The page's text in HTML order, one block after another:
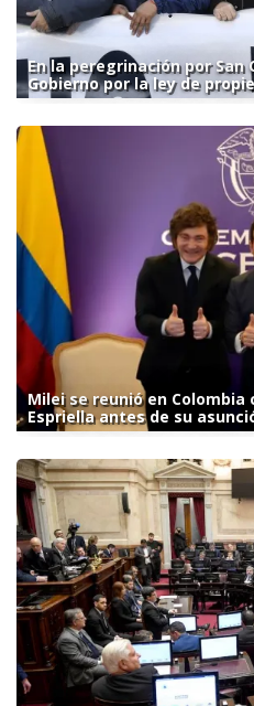
En la peregrinación por
Gobierno por la ley de
Milei se reunió en Colombia
Espriella antes de su